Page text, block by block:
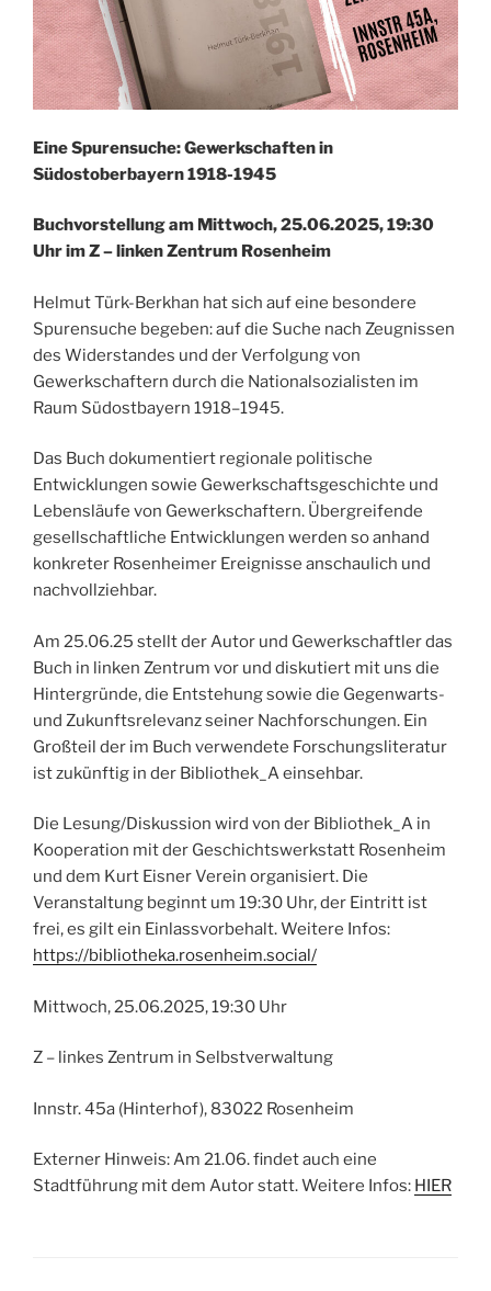
Eine Spurensuche: Gewerkschaften in
Südostoberbayern 1918-1945
Buchvorstellung am Mittwoch, 25.06.2025, 19:30
Uhr im Z – linken Zentrum Rosenheim
Helmut Türk-Berkhan hat sich auf eine besondere
Spurensuche begeben: auf die Suche nach Zeugnissen
des Widerstandes und der Verfolgung von
Gewerkschaftern durch die Nationalsozialisten im
Raum Südostbayern 1918–1945.
Das Buch dokumentiert regionale politische
Entwicklungen sowie Gewerkschaftsgeschichte und
Lebensläufe von Gewerkschaftern. Übergreifende
gesellschaftliche Entwicklungen werden so anhand
konkreter Rosenheimer Ereignisse anschaulich und
nachvollziehbar.
Am 25.06.25 stellt der Autor und Gewerkschaftler das
Buch in linken Zentrum vor und diskutiert mit uns die
Hintergründe, die Entstehung sowie die Gegenwarts-
und Zukunftsrelevanz seiner Nachforschungen. Ein
Großteil der im Buch verwendete Forschungsliteratur
ist zukünftig in der Bibliothek_A einsehbar.
Die Lesung/Diskussion wird von der Bibliothek_A in
Kooperation mit der Geschichtswerkstatt Rosenheim
und dem Kurt Eisner Verein organisiert. Die
Veranstaltung beginnt um 19:30 Uhr, der Eintritt ist
frei, es gilt ein Einlassvorbehalt. Weitere Infos:
https://bibliotheka.rosenheim.social/
Mittwoch, 25.06.2025, 19:30 Uhr
Z – linkes Zentrum in Selbstverwaltung
Innstr. 45a (Hinterhof), 83022 Rosenheim
Externer Hinweis: Am 21.06. findet auch eine
Stadtführung mit dem Autor statt. Weitere Infos: HIER